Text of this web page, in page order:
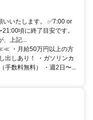
いいたします。 ✅7:00 or
頃に終了目安です。
、上記...
・月給50万円以上の方
出しあり！ ・ガソリンカ
手数料無料） ・週2日〜...